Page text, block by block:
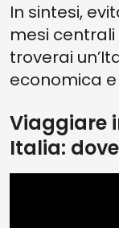
In sintesi,
mesi centrali
troverai
economica
Viaggiare
Italia: